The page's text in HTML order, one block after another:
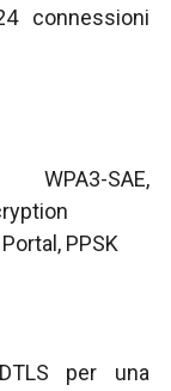
connessioni
WPA3-SAE,
PPSK
per una